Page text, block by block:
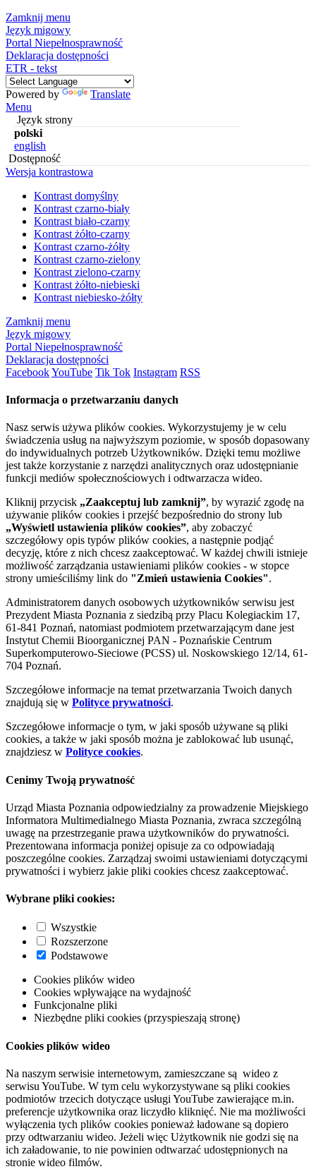
Zamknij menu
Język migowy
Portal Niepełnosprawność
Deklaracja dostępności
ETR - tekst
Powered by
Translate
Menu
Język strony
polski
english
Dostępność
Wersja kontrastowa
Kontrast domyślny
Kontrast czarno-biały
Kontrast biało-czarny
Kontrast żółto-czarny
Kontrast czarno-żółty
Kontrast czarno-zielony
Kontrast zielono-czarny
Kontrast żółto-niebieski
Kontrast niebiesko-żółty
Zamknij menu
Język migowy
Portal Niepełnosprawność
Deklaracja dostępności
FacebookYouTube Tik Tok Instagram RSS
Informacja o przetwarzaniu danych
Nasz serwis używa plików cookies. Wykorzystujemy je w celu
świadczenia usług na najwyższym poziomie, w sposób dopasowany
do indywidualnych potrzeb Użytkowników. Dzięki temu możliwe
jest także korzystanie z narzędzi analitycznych oraz udostępnianie
funkcji mediów społecznościowych i odtwarzacza wideo.
Kliknij przycisk „Zaakceptuj lub zamknij”, by wyrazić zgodę na
używanie plików cookies i przejść bezpośrednio do strony lub
„Wyświetl ustawienia plików cookies”, aby zobaczyć
szczegółowy opis typów plików cookies, a następnie podjąć
decyzję, które z nich chcesz zaakceptować. W każdej chwili istnieje
możliwość zarządzania ustawieniami plików cookies - w stopce
strony umieściliśmy link do "Zmień ustawienia Cookies".
Administratorem danych osobowych użytkowników serwisu jest
Prezydent Miasta Poznania z siedzibą przy Placu Kolegiackim 17,
61-841 Poznań, natomiast podmiotem przetwarzającym dane jest
Instytut Chemii Bioorganicznej PAN - Poznańskie Centrum
Superkomputerowo-Sieciowe (PCSS) ul. Noskowskiego 12/14, 61-
704 Poznań.
Szczegółowe informacje na temat przetwarzania Twoich danych
znajdują się w Polityce prywatności.
Szczegółowe informacje o tym, w jaki sposób używane są pliki
cookies, a także w jaki sposób można je zablokować lub usunąć,
znajdziesz w Polityce cookies.
Cenimy Twoją prywatność
Urząd Miasta Poznania odpowiedzialny za prowadzenie Miejskiego
Informatora Multimedialnego Miasta Poznania, zwraca szczególną
uwagę na przestrzeganie prawa użytkowników do prywatności.
Prezentowana informacja poniżej opisuje za co odpowiadają
poszczególne cookies. Zarządzaj swoimi ustawieniami dotyczącymi
prywatności i wybierz jakie pliki cookies chcesz zaakceptować.
Wybrane pliki cookies:
Wszystkie
Rozszerzone
Podstawowe
Cookies plików wideo
Cookies wpływające na wydajność
Funkcjonalne pliki
Niezbędne pliki cookies (przyspieszają stronę)
Cookies plików wideo
Na naszym serwisie internetowym, zamieszczane są wideo z
serwisu YouTube. W tym celu wykorzystywane są pliki cookies
podmiotów trzecich dotyczące usługi YouTube zawierające m.in.
preferencje użytkownika oraz liczydło kliknięć. Nie ma możliwości
wyłączenia tych plików cookies ponieważ ładowane są dopiero
przy odtwarzaniu wideo. Jeżeli więc Użytkownik nie godzi się na
ich załadowanie, to nie powinien odtwarzać udostępnionych na
stronie wideo filmów.